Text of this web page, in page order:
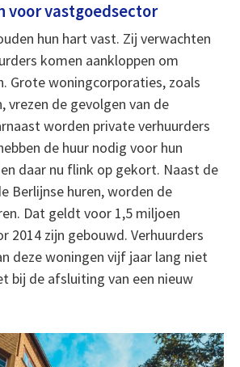
voor vastgoedsector
hun hart vast. Zij verwachten
komen aankloppen om
Grote woningcorporaties, zoals
vrezen de gevolgen van de
worden private verhuurders
de huur nodig voor hun
daar nu flink op gekort. Naast de
Berlijnse huren, worden de
Dat geldt voor 1,5 miljoen
2014 zijn gebouwd. Verhuurders
deze woningen vijf jaar lang niet
bij de afsluiting van een nieuw